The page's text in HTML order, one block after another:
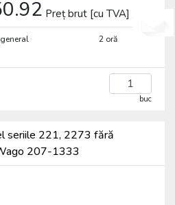
Preț brut [cu TVA] / buc
2 oră
buc
seriile 221, 2273 fără
207-1333